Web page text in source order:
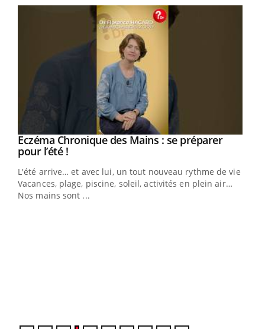
Youtube
Eczéma Chronique des Mains : se préparer
pour l’été !Youtube
L'été arrive… et avec lui, un tout nouveau rythme de vie !
Vacances, plage, piscine, soleil, activités en plein air…
Nos mains sont ...